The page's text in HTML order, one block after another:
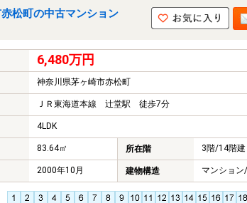
松町の中古マンション
6,480万円
神奈川県茅ヶ崎市赤松町
ＪＲ東海道本線 辻堂駅 徒歩7分
4LDK
83.64㎡ 所在階 3階/14階建
2000年10月 建物構造 マンション